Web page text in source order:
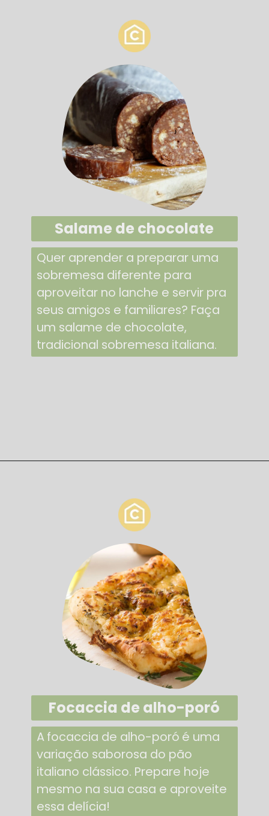
Salame de chocolate
Quer aprender a preparar uma
sobremesa diferente para
aproveitar no lanche e servir pra
seus amigos e familiares? Faça
um salame de chocolate,
tradicional sobremesa italiana.
Focaccia de alho-poró
Afocaccia de alho-poró é uma
variação saborosa do pão
italiano clássico. Prepare hoje
mesmo na sua casa e aproveite
essa delícia!